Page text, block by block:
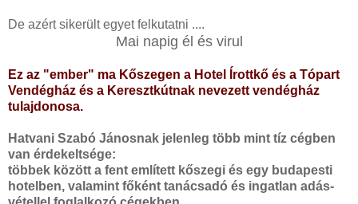
De azért sikerült egyet felkutatni ....
Mai napig él és virul
Ez az "ember" ma Kőszegen a Hotel Írottkő és a Tópart
Vendégház és a Keresztkútnak nevezett vendégház
tulajdonosa.
Hatvani Szabó Jánosnak jelenleg több mint tíz cégben
van érdekeltsége:
többek között a fent említett kőszegi és egy budapesti
hotelben, valamint főként tanácsadó és ingatlan adás-